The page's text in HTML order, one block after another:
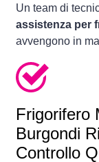
Un team di
assistenza per
avvengono in
Frigorifero
Burgondi
Controllo